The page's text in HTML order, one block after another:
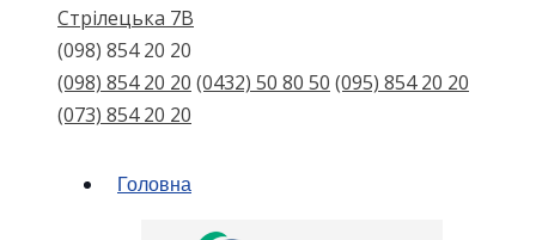
Стрілецька 7В
(098) 854 20 20
(098) 854 20 20 (0432) 50 80 50 (095) 854 20 20
(073) 854 20 20
Головна